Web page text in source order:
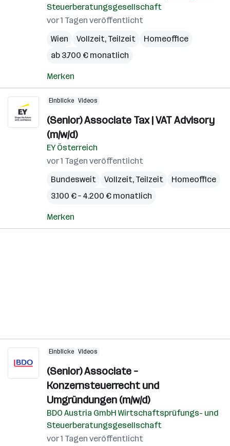
Steuerberatungsgesellschaft
vor 1 Tagen veröffentlicht
Wien
Vollzeit, Teilzeit
Homeoffice
ab 3.700 € monatlich
Merken
Einblicke Videos
(Senior) Associate Tax | VAT Advisory
(m/w/d)
EY Österreich
vor 1 Tagen veröffentlicht
Bundesweit
Vollzeit, Teilzeit
Homeoffice
3.100 € – 4.200 € monatlich
Merken
Einblicke Videos
(Senior) Associate –
Konzernsteuerrecht und
Umgründungen (m/w/d)
BDO Austria GmbH Wirtschaftsprüfungs- und
Steuerberatungsgesellschaft
vor 1 Tagen veröffentlicht